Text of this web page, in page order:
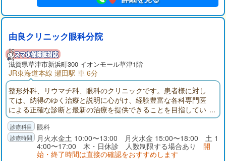
由良クリニック眼科分院
滋賀県草津市新浜町300 イオンモール草津1階
JR東海道本線 瀬田駅 車 6分
整形外科、リウマチ科、眼科のクリニックです。患者様に対し
ては、納得のゆく治療と説明に心がけ、経験豊富な各科専門医
による正確な診断と最新の治療を提供できることを目指してい
ます。院内はすべてバリアフリーで、2階の眼科診察室やリハビ
リ室へも車椅子のままお入りいただけます。
眼科
月火水金土 10:00〜13:00 月火水金 15:00〜18:00 土 1
4:00〜17:00 木・日休診 人数制限する場合あり 開
始・終了時間は直接の確認をおすすめします